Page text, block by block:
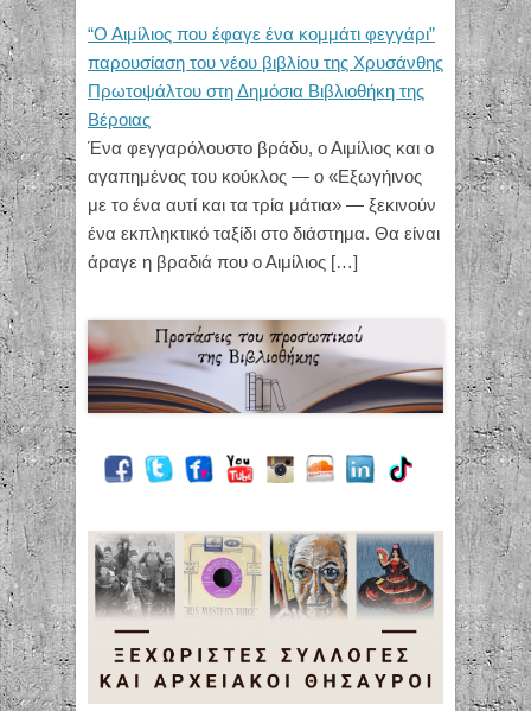
“Ο Αιμίλιος που έφαγε ένα κομμάτι φεγγάρι”
παρουσίαση του νέου βιβλίου της Χρυσάνθης
Πρωτοψάλτου στη Δημόσια Βιβλιοθήκη της
Βέροιας
Ένα φεγγαρόλουστο βράδυ, ο Αιμίλιος και ο
αγαπημένος του κούκλος — ο «Εξωγήινος
με το ένα αυτί και τα τρία μάτια» — ξεκινούν
ένα εκπληκτικό ταξίδι στο διάστημα. Θα είναι
άραγε η βραδιά που ο Αιμίλιος […]